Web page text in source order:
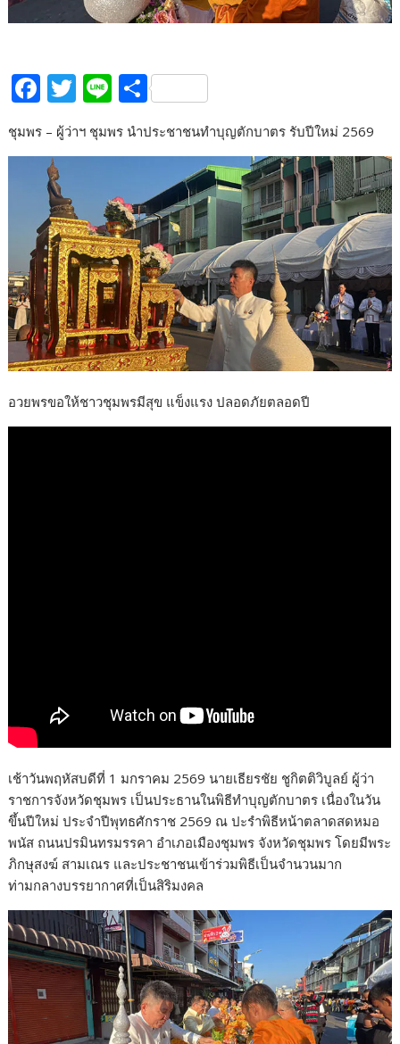
F
ac
e
b
o
o
k
T
itt
Li
e
S
h
ar
ชุมพร – ผู้ว่าฯ ชุมพร นำประชาชนทำบุญตักบาตร รับปีใหม่ 2569
อวยพรขอให้ชาวชุมพรมีสุข แข็งแรง ปลอดภัยตลอดปี
เช้าวันพฤหัสบดีที่ 1 มกราคม 2569 นายเธียรชัย ชูกิตติวิบูลย์ ผู้ว่า
ราชการจังหวัดชุมพร เป็นประธานในพิธีทำบุญตักบาตร เนื่องในวัน
ขึ้นปีใหม่ ประจำปีพุทธศักราช 2569 ณ ปะรำพิธีหน้าตลาดสดหมอ
พนัส ถนนปรมินทรมรรคา อำเภอเมืองชุมพร จังหวัดชุมพร โดยมีพระ
ภิกษุสงฆ์ สามเณร และประชาชนเข้าร่วมพิธีเป็นจำนวนมาก
ท่ามกลางบรรยากาศที่เป็นสิริมงคล